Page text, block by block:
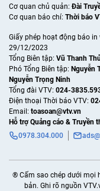
Cơ quan chủ quản:Đài
Cơ quan báo chí: Thời báo
Giấy phép hoạt động báo in
29/12/2023
Tổng Biên tập: Vũ Thanh
Phó Tổng Biên tập: Nguyễn
Nguyễn Trọng Ninh
Tổng đài VTV: 024-
Ðiện thoại Thời báo VTV:
Email: toasoan@vtv.vn
Hỗ trợ Quảng cáo & Truyền
0978.304.000
® Cấm sao chép dưới mọi
bản. Ghi rõ nguồn